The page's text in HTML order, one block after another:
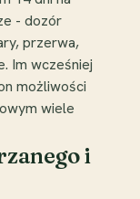
- dozór
przerwa,
Im wcześniej
możliwości
wiele
i